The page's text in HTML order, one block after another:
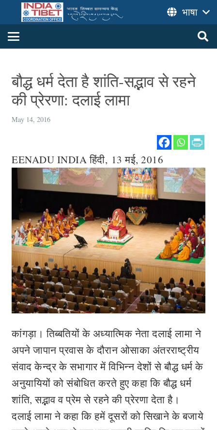
भाषा
बौद्ध धर्म देता है शांति-सद्भाव से रहने
की प्रेरणा: दलाई लामा
May 14, 2016
EENADU INDIA हिंदी, 13 मई, 2016
कांगड़ा। तिब्बतियों के अध्यात्मिक नेता दलाई लामा ने
अपने जापान प्रवास के दौरान ओसाका अंतरराष्ट्रीय
संवाद केन्द्र के सभागार में विभिन्न देशों से बौद्ध धर्म के
अनुयायियों को संबोधित करते हुए कहा कि बौद्ध धर्म
शांति, सद्भाव व प्रेम से रहने की प्रेरणा देता है।
दलाई लामा ने कहा कि हमें दूसरों को सिखाने के बजाये